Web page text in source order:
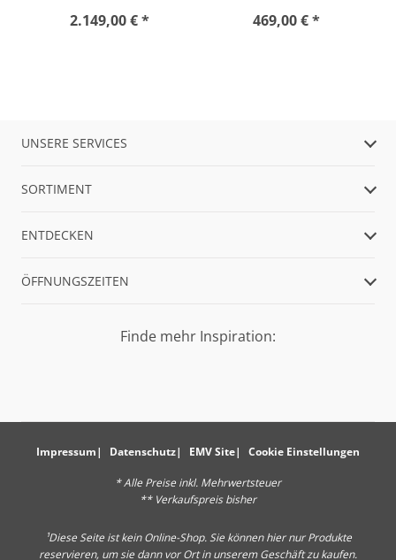
2.149,00 € * 469,00 € *
UNSERE SERVICES
SORTIMENT
ENTDECKEN
ÖFFNUNGSZEITEN
Finde mehr Inspiration:
Impressum Datenschutz EMV Site Cookie Einstellungen
* Alle Preise inkl. Mehrwertsteuer
** Verkaufspreis bisher
¹Diese Seite ist kein Online-Shop. Sie können hier nur Produkte
reservieren, um sie dann vor Ort in unserem Geschäft zu kaufen.